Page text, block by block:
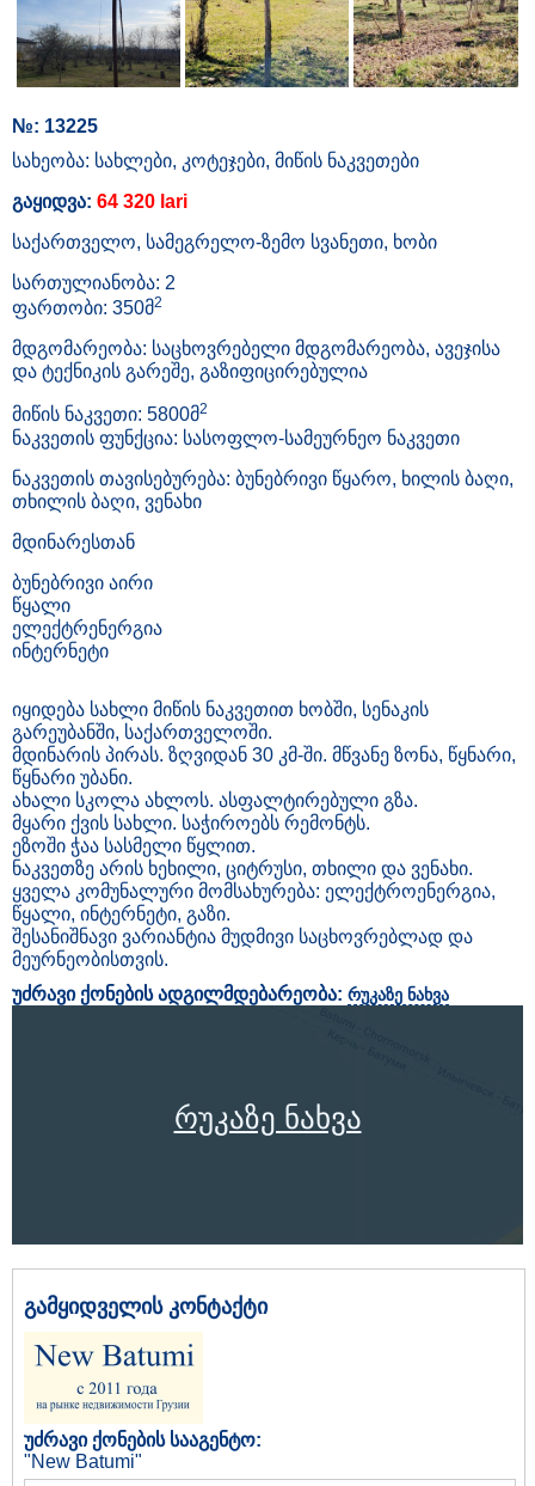
№: 13225
სახეობა: სახლები, კოტეჯები, მიწის ნაკვეთები
გაყიდვა: 64 320 lari
საქართველო, სამეგრელო-ზემო სვანეთი, ხობი
სართულიანობა: 2
ფართობი: 350მ2
მდგომარეობა: საცხოვრებელი მდგომარეობა, ავეჯისა
და ტექნიკის გარეშე, გაზიფიცირებულია
მიწის ნაკვეთი: 5800მ2
ნაკვეთის ფუნქცია: სასოფლო-სამეურნეო ნაკვეთი
ნაკვეთის თავისებურება: ბუნებრივი წყარო, ხილის ბაღი,
თხილის ბაღი, ვენახი
მდინარესთან
ბუნებრივი აირი
წყალი
ელექტრენერგია
ინტერნეტი
იყიდება სახლი მიწის ნაკვეთით ხობში, სენაკის
გარეუბანში, საქართველოში.
მდინარის პირას. ზღვიდან 30 კმ-ში. მწვანე ზონა, წყნარი,
წყნარი უბანი.
ახალი სკოლა ახლოს. ასფალტირებული გზა.
მყარი ქვის სახლი. საჭიროებს რემონტს.
ეზოში ჭაა სასმელი წყლით.
ნაკვეთზე არის ხეხილი, ციტრუსი, თხილი და ვენახი.
ყველა კომუნალური მომსახურება: ელექტროენერგია,
წყალი, ინტერნეტი, გაზი.
შესანიშნავი ვარიანტია მუდმივი საცხოვრებლად და
მეურნეობისთვის.
უძრავი ქონების ადგილმდებარეობა: რუკაზე ნახვა
რუკაზე ნახვა
გამყიდველის კონტაქტი
უძრავი ქონების სააგენტო:
"New Batumi"